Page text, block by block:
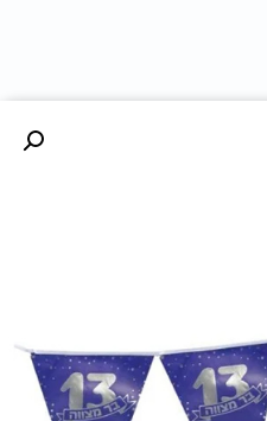
נר יום הולדת מספר 4 - זהב